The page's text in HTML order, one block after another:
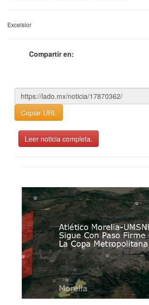
Excelsior
Compartir en:
Copiar URL
Leer noticia completa.